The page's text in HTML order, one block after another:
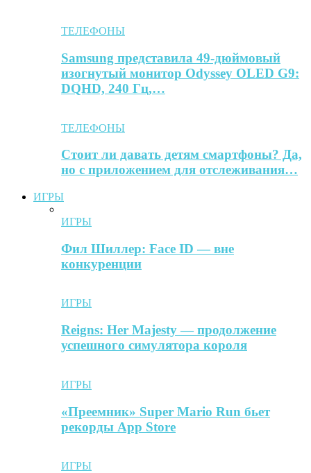
ТЕЛЕФОНЫ
Samsung представила 49-дюймовый
изогнутый монитор Odyssey OLED G9:
DQHD, 240 Гц,…
ТЕЛЕФОНЫ
Стоит ли давать детям смартфоны? Да,
но с приложением для отслеживания…
ИГРЫ
ИГРЫ
Фил Шиллер: Face ID — вне
конкуренции
ИГРЫ
Reigns: Her Majesty — продолжение
успешного симулятора короля
ИГРЫ
«Преемник» Super Mario Run бьет
рекорды App Store
ИГРЫ